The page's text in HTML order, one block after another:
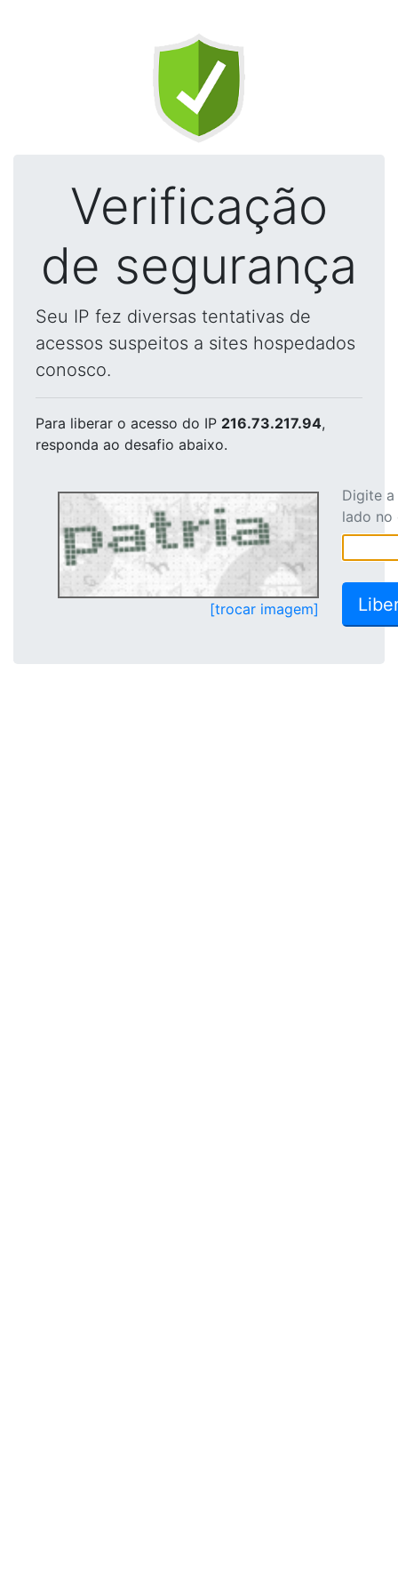
Verificação
de segurança
Seu IP fez diversas tentativas de
acessos suspeitos a sites hospedados
conosco.
Para liberar o acesso do IP 216.73.217.94,
responda ao desafio abaixo.
[trocar imagem]
Digite
lado no